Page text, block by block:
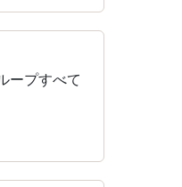
ープすべて